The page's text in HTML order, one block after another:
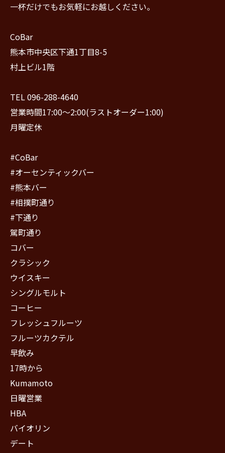
一杯だけでもお気軽にお越しください。
CoBar
熊本市中央区下通1丁目8-5
村上ビル1階
TEL 096-288-4640
営業時間17:00〜2:00(ラストオーダー1:00)
月曜定休
#CoBar
#オーセンティックバー
#熊本バー
#相撲町通り
#下通り
駕町通り
コバー
クラシック
ウイスキー
シングルモルト
コーヒー
フレッシュフルーツ
フルーツカクテル
早飲み
17時から
Kumamoto
日曜営業
HBA
バイオリン
デート